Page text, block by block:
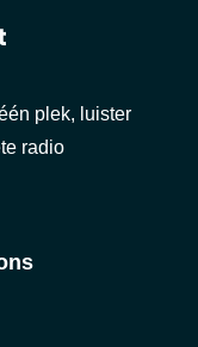
plek, luister
radio